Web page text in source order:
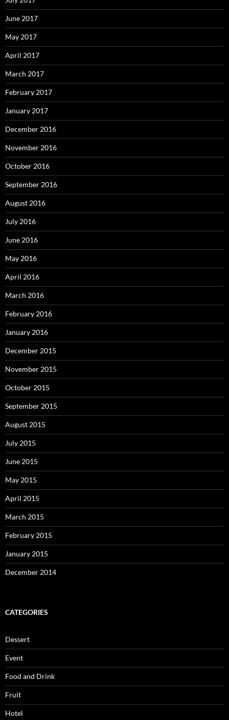
June 2017
May 2017
April 2017
March 2017
February 2017
January 2017
December 2016
November 2016
October 2016
September 2016
August 2016
July 2016
June 2016
May 2016
April 2016
March 2016
February 2016
January 2016
December 2015
November 2015
October 2015
September 2015
August 2015
July 2015
June 2015
May 2015
April 2015
March 2015
February 2015
January 2015
December 2014
CATEGORIES
Dessert
Event
Food and Drink
Fruit
Hotel